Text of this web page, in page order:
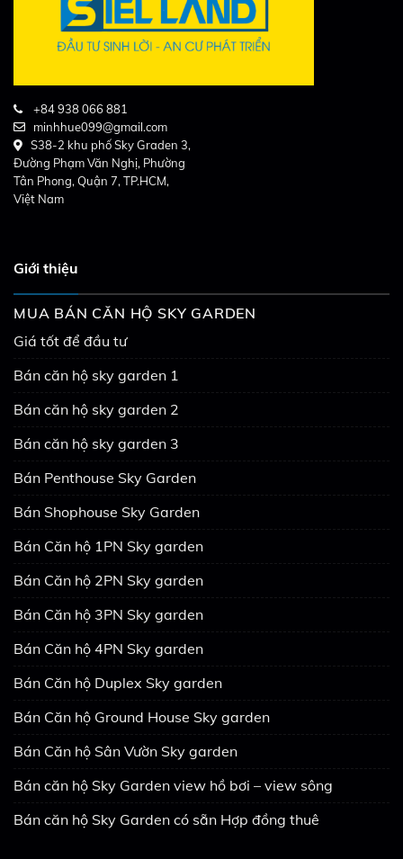
+84 938 066 881
minhhue099@gmail.com
S38-2 khu phố Sky Graden 3,
Đường Phạm Văn Nghị, Phường
Tân Phong, Quận 7, TP.HCM,
Việt Nam
Giới thiệu
MUA BÁN CĂN HỘ SKY GARDEN
Giá tốt để đầu tư
Bán căn hộ sky garden 1
Bán căn hộ sky garden 2
Bán căn hộ sky garden 3
Bán Penthouse Sky Garden
Bán Shophouse Sky Garden
Bán Căn hộ 1PN Sky garden
Bán Căn hộ 2PN Sky garden
Bán Căn hộ 3PN Sky garden
Bán Căn hộ 4PN Sky garden
Bán Căn hộ Duplex Sky garden
Bán Căn hộ Ground House Sky garden
Bán Căn hộ Sân Vườn Sky garden
Bán căn hộ Sky Garden view hồ bơi – view sông
Bán căn hộ Sky Garden có sẵn Hợp đồng thuê